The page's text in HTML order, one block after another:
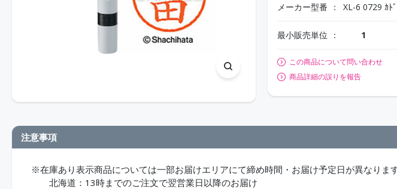
メーカー型番 XL-6 0729 ｶﾄ
最小販売単位 1
この商品について問い合わせ
商品詳細の誤りを報告
注意事項
※在庫あり表示商品については一部お届けエリアにて締め時間・お届け予定日が異なります
北海道：13時までのご注文で翌営業日以降のお届け